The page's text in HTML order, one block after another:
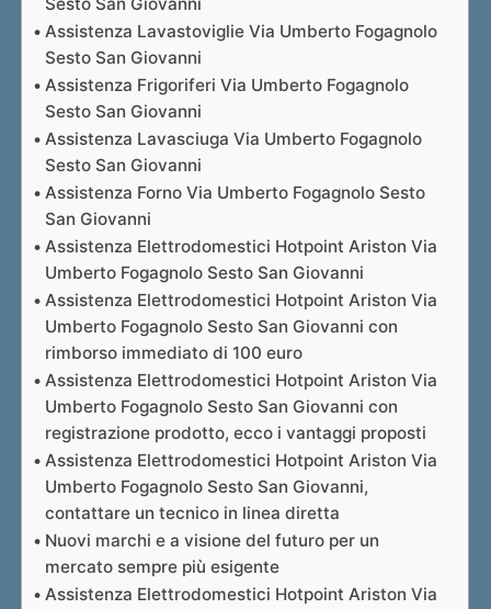
Assistenza Lavastoviglie Via Umberto Fogagnolo
Sesto San Giovanni
Assistenza Frigoriferi Via Umberto Fogagnolo
Sesto San Giovanni
Assistenza Lavasciuga Via Umberto Fogagnolo
Sesto San Giovanni
Assistenza Forno Via Umberto Fogagnolo Sesto
San Giovanni
Assistenza Elettrodomestici Hotpoint Ariston Via
Umberto Fogagnolo Sesto San Giovanni
Assistenza Elettrodomestici Hotpoint Ariston Via
Umberto Fogagnolo Sesto San Giovanni con
rimborso immediato di 100 euro
Assistenza Elettrodomestici Hotpoint Ariston Via
Umberto Fogagnolo Sesto San Giovanni con
registrazione prodotto, ecco i vantaggi proposti
Assistenza Elettrodomestici Hotpoint Ariston Via
Umberto Fogagnolo Sesto San Giovanni,
contattare un tecnico in linea diretta
Nuovi marchi e a visione del futuro per un
mercato sempre più esigente
Assistenza Elettrodomestici Hotpoint Ariston Via